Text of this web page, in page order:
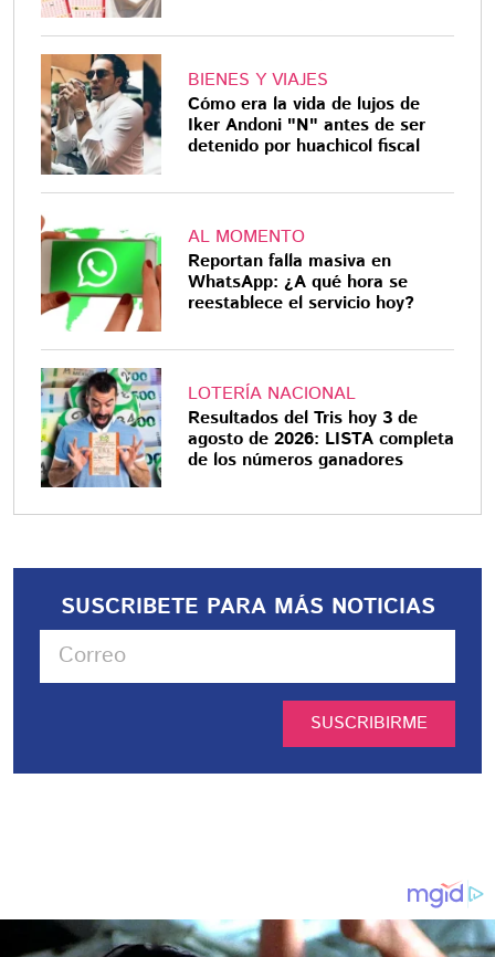
BIENES Y VIAJES
Cómo era la vida de lujos de
Iker Andoni "N" antes de ser
detenido por huachicol fiscal
AL MOMENTO
Reportan falla masiva en
WhatsApp: ¿A qué hora se
reestablece el servicio hoy?
LOTERÍA NACIONAL
Resultados del Tris hoy 3 de
agosto de 2026: LISTA completa
de los números ganadores
SUSCRIBETE PARA MÁS NOTICIAS
SUSCRIBIRME